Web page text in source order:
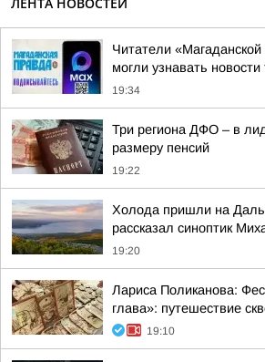
Читатели
могли узнавать
19:34
Три региона ДФО – в
размеру пенсий
19:22
Холода пришли на
рассказал синоптик
19:20
Лариса Поликанова:
глава»: путешествие
19:10